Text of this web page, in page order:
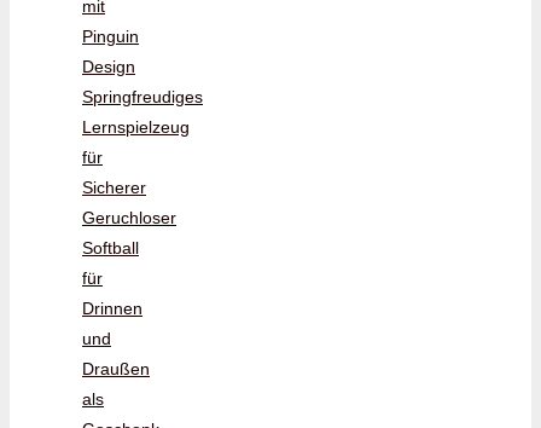
mit
Pinguin
Design
Springfreudiges
Lernspielzeug
für
Sicherer
Geruchloser
Softball
für
Drinnen
und
Draußen
als